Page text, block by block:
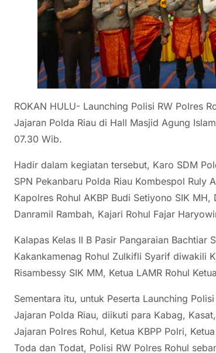
ROKAN HULU- Launching Polisi RW Polres
Jajaran Polda Riau di Hall Masjid Agung
07.30 Wib.
Hadir dalam kegiatan tersebut, Karo SDM
SPN Pekanbaru Polda Riau Kombespol Ruly
Kapolres Rohul AKBP Budi Setiyono SIK
Danramil Rambah, Kajari Rohul Fajar
Kalapas Kelas II B Pasir Pangaraian Bachtiar
Kakankamenag Rohul Zulkifli Syarif diwakili
Risambessy SIK MM, Ketua LAMR Rohul
Sementara itu, untuk Peserta Launching
Jajaran Polda Riau, diikuti para Kabag,
Jajaran Polres Rohul, Ketua KBPP Polri,
Toda dan Todat, Polisi RW Polres Rohul